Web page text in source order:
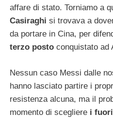
affare di stato. Torniamo a
Casiraghi si trovava a
da portare in Cina, per
terzo posto conquistato ad
Nessun caso Messi dalle
hanno lasciato partire i
resistenza alcuna, ma il
momento di scegliere i